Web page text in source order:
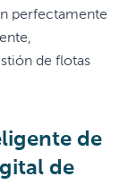
perfectamente
de flotas
de
de